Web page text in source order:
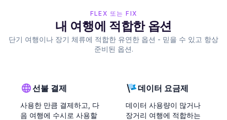
FLEX 또는 FIX
내 여행에 적합한 옵션
단기 여행이나 장기 체류에 적합한 유연한 옵션 - 믿을 수 있고 항상
준비된 옵션.
선불 결제
사용한 만큼 결제하고, 다
음 여행에 수시로 사용할
데이터 요금제
데이터 사용량이 많거나
장거리 여행에 적합하는